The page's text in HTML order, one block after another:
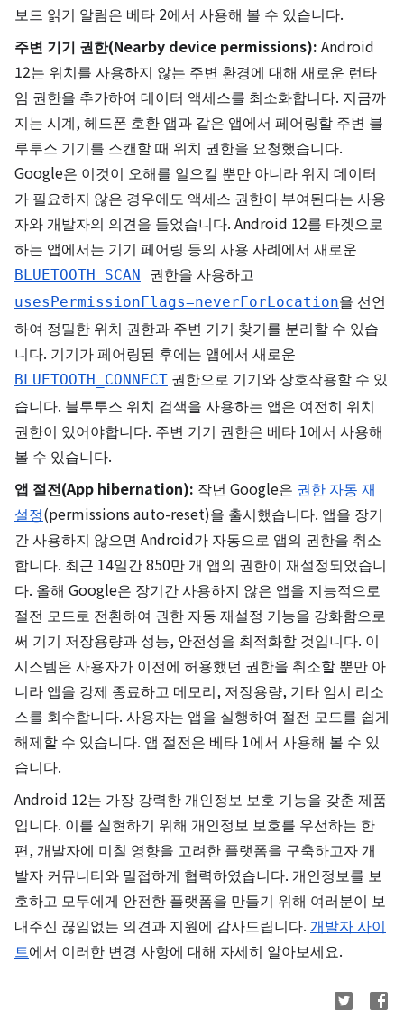
보드 읽기 알림은 베타 2에서 사용해 볼 수 있습니다.
주변 기기 권한(Nearby device permissions): Android
12는 위치를 사용하지 않는 주변 환경에 대해 새로운 런타
임 권한을 추가하여 데이터 액세스를 최소화합니다. 지금까
지는 시계, 헤드폰 호환 앱과 같은 앱에서 페어링할 주변 블
루투스 기기를 스캔할 때 위치 권한을 요청했습니다.
Google은 이것이 오해를 일으킬 뿐만 아니라 위치 데이터
가 필요하지 않은 경우에도 액세스 권한이 부여된다는 사용
자와 개발자의 의견을 들었습니다. Android 12를 타겟으로
하는 앱에서는 기기 페어링 등의 사용 사례에서 새로운
BLUETOOTH SCAN 권한을 사용하고
usesPermissionFlags=neverForLocation을 선언
하여 정밀한 위치 권한과 주변 기기 찾기를 분리할 수 있습
니다. 기기가 페어링된 후에는 앱에서 새로운
BLUETOOTH_CONNECT 권한으로 기기와 상호작용할 수 있
습니다. 블루투스 위치 검색을 사용하는 앱은 여전히 위치
권한이 있어야합니다. 주변 기기 권한은 베타 1에서 사용해
볼 수 있습니다.
앱 절전(App hibernation): 작년 Google은 권한 자동 재
설정(permissions auto-reset)을 출시했습니다. 앱을 장기
간 사용하지 않으면 Android가 자동으로 앱의 권한을 취소
합니다. 최근 14일간 850만 개 앱의 권한이 재설정되었습니
다. 올해 Google은 장기간 사용하지 않은 앱을 지능적으로
절전 모드로 전환하여 권한 자동 재설정 기능을 강화함으로
써 기기 저장용량과 성능, 안전성을 최적화할 것입니다. 이
시스템은 사용자가 이전에 허용했던 권한을 취소할 뿐만 아
니라 앱을 강제 종료하고 메모리, 저장용량, 기타 임시 리소
스를 회수합니다. 사용자는 앱을 실행하여 절전 모드를 쉽게
해제할 수 있습니다. 앱 절전은 베타 1에서 사용해 볼 수 있
습니다.
Android 12는 가장 강력한 개인정보 보호 기능을 갖춘 제품
입니다. 이를 실현하기 위해 개인정보 보호를 우선하는 한
편, 개발자에 미칠 영향을 고려한 플랫폼을 구축하고자 개
발자 커뮤니티와 밀접하게 협력하였습니다. 개인정보를 보
호하고 모두에게 안전한 플랫폼을 만들기 위해 여러분이 보
내주신 끊임없는 의견과 지원에 감사드립니다. 개발자 사이
트에서 이러한 변경 사항에 대해 자세히 알아보세요.